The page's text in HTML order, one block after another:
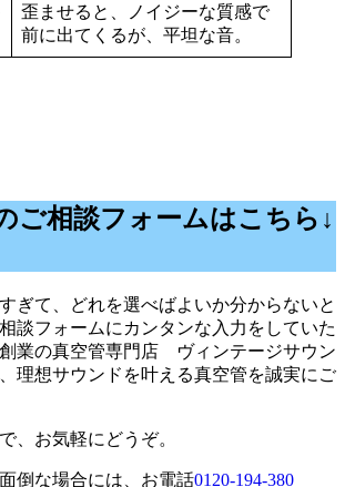
歪ませると、ノイジーな質感で
前に出てくるが、平坦な音。
ご相談フォームはこちら↓
ぎて、どれを選べばよいか分からないと
談フォームにカンタンな入力をしていた
業の真空管専門店 ヴィンテージサウン
理想サウンドを叶える真空管を誠実にご
、お気軽にどうぞ。
倒な場合には、お電話0120-194-380